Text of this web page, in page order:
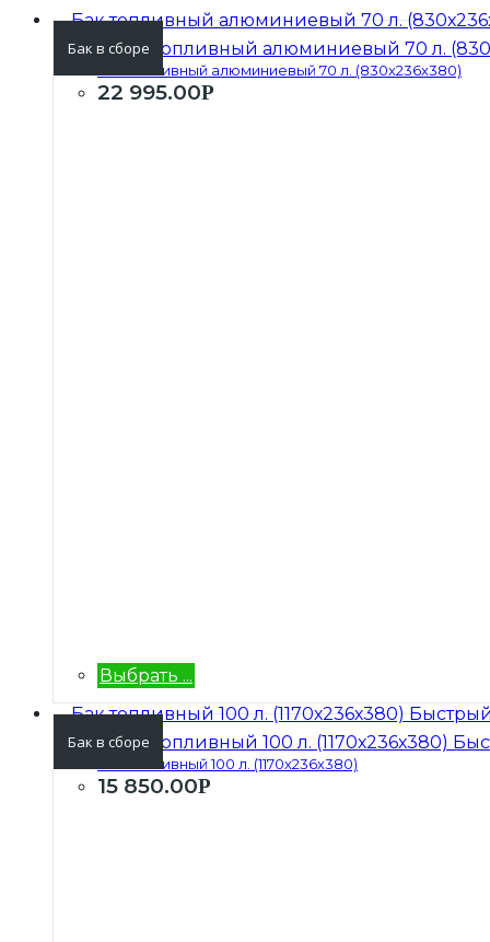
Бак в сборе
Бак топливный алюминиевый 70 л. (830х236х380)
22 995.00Р
Выбрать ...
Бак в сборе
Бак топливный 100 л. (1170х236х380)
15 850.00Р